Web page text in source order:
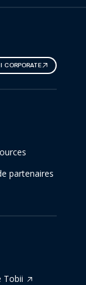
CORPORATE
partenaires
Tobii